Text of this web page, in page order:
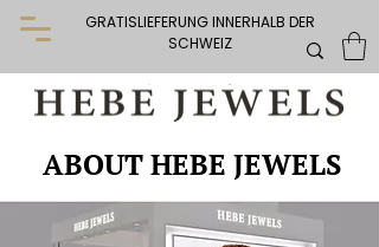
GRATISLIEFERUNG INNERHALB DER
SCHWEIZ
ABOUT HEBE JEWELS